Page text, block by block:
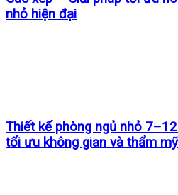
nhỏ hiện đại
Thiết kế phòng ngủ nhỏ
tối ưu không gian và thẩm mỹ